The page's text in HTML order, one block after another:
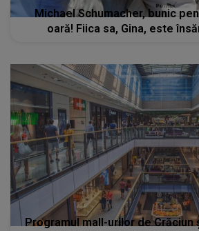
Michael Schumacher, bunic
oară! Fiica sa, Gina, este
Programul mall-urilor de Crăciun